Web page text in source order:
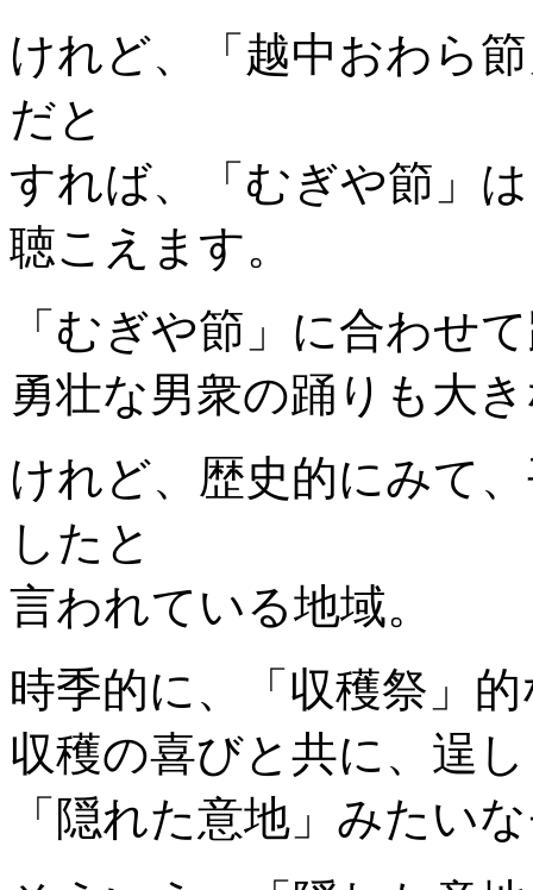
けれど、「越中おわら
だと
すれば、「むぎや節」
聴こえます。
「むぎや節」に合わせ
勇壮な男衆の踊りも大
けれど、歴史的にみて
したと
言われている地域。
時季的に、「収穫祭」
収穫の喜びと共に、逞
「隠れた意地」みたい